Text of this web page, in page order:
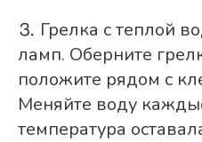
⒊ Грелка с теплой
ламп. Оберните
положите рядом с
Меняйте воду
температура